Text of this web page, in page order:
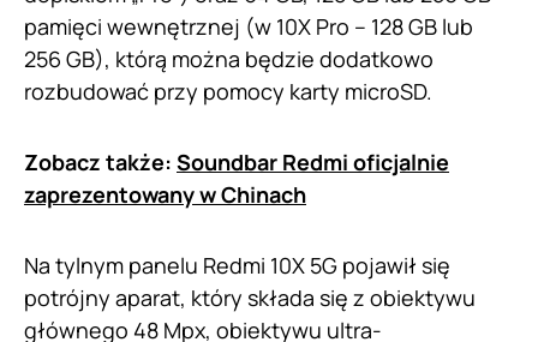
pamięci wewnętrznej (w 10X Pro – 128 GB lub
256 GB), którą można będzie dodatkowo
rozbudować przy pomocy karty microSD.
Zobacz także: Soundbar Redmi oficjalnie
zaprezentowany w Chinach
Na tylnym panelu Redmi 10X 5G pojawił się
potrójny aparat, który składa się z obiektywu
głównego 48 Mpx, obiektywu ultra-